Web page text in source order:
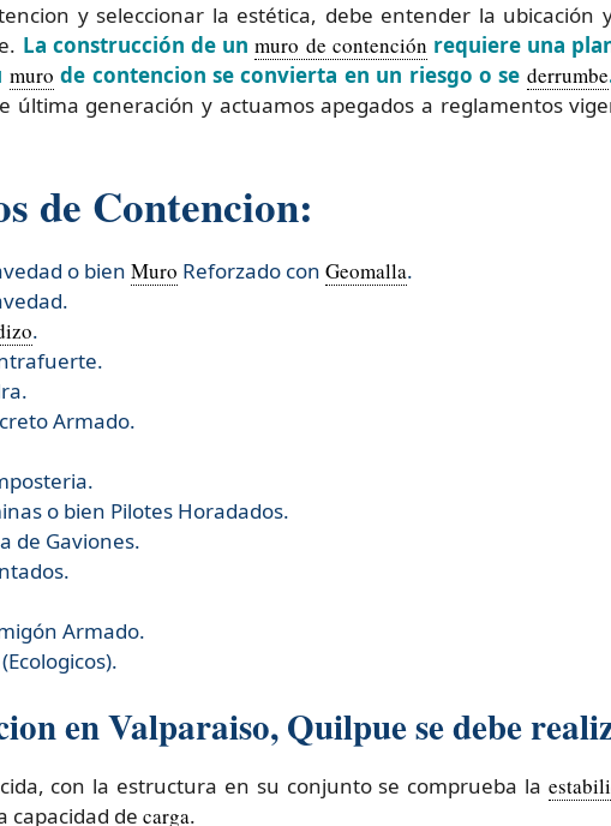
y seleccionar la estética, debe entender la ubicación
La construcción de unmuro de contención requiere una
muro de contencion se convierta en un riesgo o se derrumbe
última generación y actuamos apegados a reglamentos
de Contencion:
o bien Muro Reforzado con Geomalla.
.
Armado.
o bien Pilotes Horadados.
de Gaviones.
Armado.
en Valparaiso, Quilpue se debe
con la estructura en su conjunto se comprueba la
capacidad de carga.